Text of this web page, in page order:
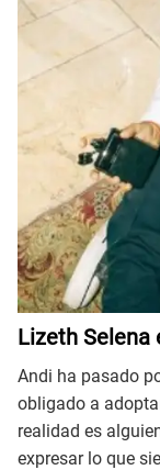
Lizeth Selena
Andi ha pasado
obligado a
realidad es
expresar lo que